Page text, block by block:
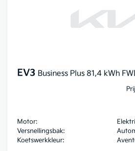
EV3 Business Plus 81,4 kWh
Motor:
Versnellingsbak:
Koetswerkkleur: